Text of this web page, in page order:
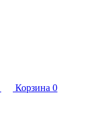
Корзина 0